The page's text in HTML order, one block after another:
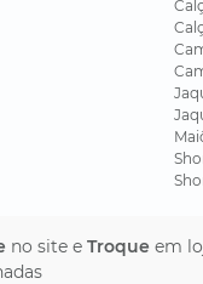
no site e Troque em